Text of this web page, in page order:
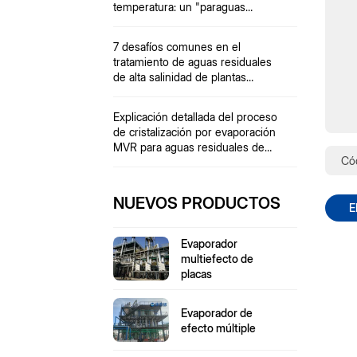
temperatura: un "paraguas
7 desafíos comunes en el
tratamiento de aguas residuales
de alta salinidad de plantas
Explicación detallada del proceso
de cristalización por evaporación
MVR para aguas residuales de
NUEVOS PRODUCTOS
Evaporador
multiefecto de
placas
Evaporador de
efecto múltiple